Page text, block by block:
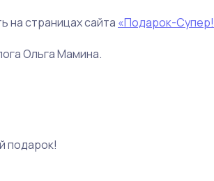
на страницах сайта «Подарок-
Ольга Мамина.
подарок!